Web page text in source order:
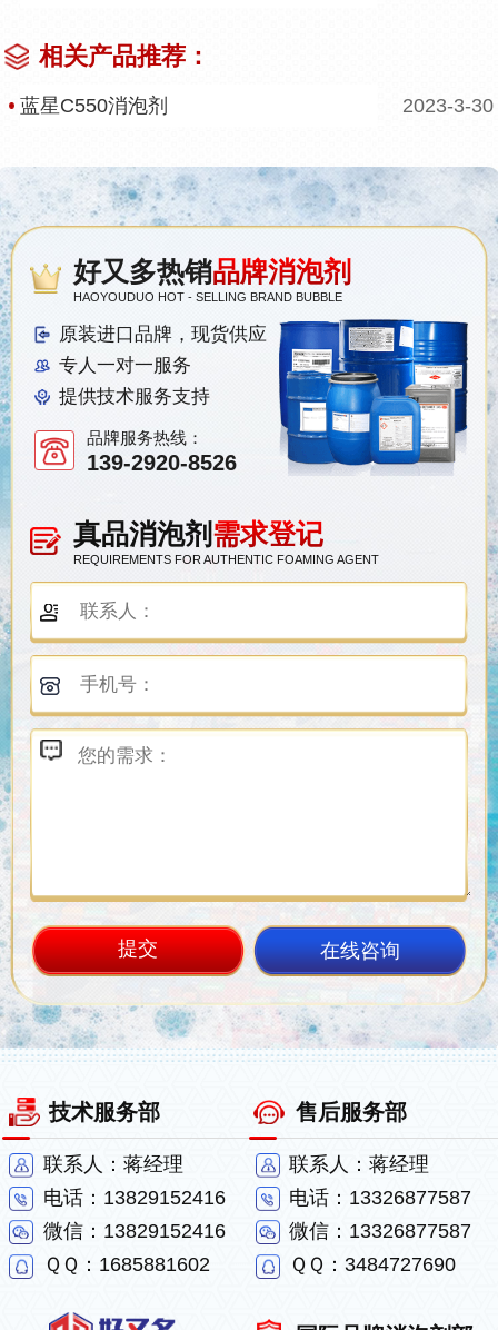
相关产品推荐：
蓝星C550消泡剂 2023-3-30
真品消泡剂 需求登记
REQUIREMENTS FOR AUTHENTIC FOAMING AGENT
在线咨询
好又多热销品牌消泡剂
HAOYOUDUO HOT - SELLING BRAND BUBBLE
原装进口品牌，现货供应
专人一对一服务
提供技术服务支持
品牌服务热线：
139-2920-8526
技术服务部
联系人：蒋经理
电话：13829152416
微信：13829152416
ＱＱ：1685881602
售后服务部
联系人：蒋经理
电话：13326877587
微信：13326877587
ＱＱ：3484727690